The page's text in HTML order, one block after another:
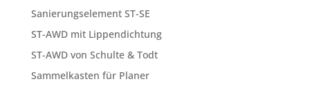
Sanierungselement ST-SE
ST-AWD mit Lippendichtung
ST-AWD von Schulte & Todt
Sammelkasten für Planer